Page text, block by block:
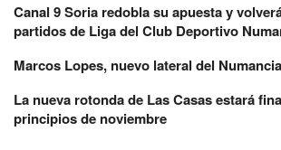
Canal 9 Soria redobla su apuesta y
partidos de Liga del Club Deportivo
Marcos Lopes, nuevo lateral del Numancia
La nueva rotonda de Las Casas estará
principios de noviembre